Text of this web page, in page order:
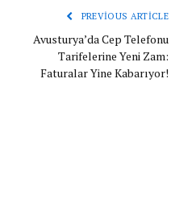
PREVIOUS ARTICLE
Avusturya’da Cep Telefonu
Tarifelerine Yeni Zam:
Faturalar Yine Kabarıyor!